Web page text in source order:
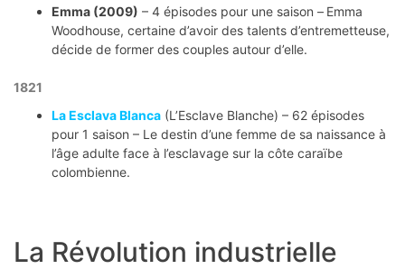
Emma (2009) – 4 épisodes pour une saison – Emma
Woodhouse, certaine d’avoir des talents d’entremetteuse,
décide de former des couples autour d’elle.
1821
La Esclava Blanca (L’Esclave Blanche) – 62 épisodes
pour 1 saison – Le destin d’une femme de sa naissance à
l’âge adulte face à l’esclavage sur la côte caraïbe
colombienne.
La Révolution industrielle